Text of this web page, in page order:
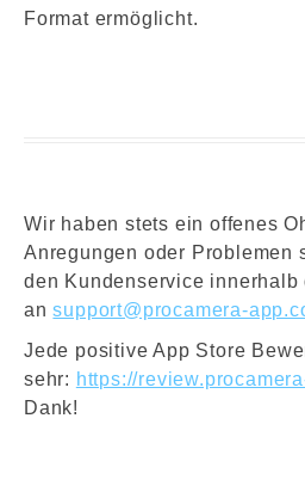
Format ermöglicht.
Wir haben stets ein offenes
Anregungen oder Problemen
den Kundenservice innerhalb
ansupport@procamera-
Jede positive App Store
sehr: https://
Dank!